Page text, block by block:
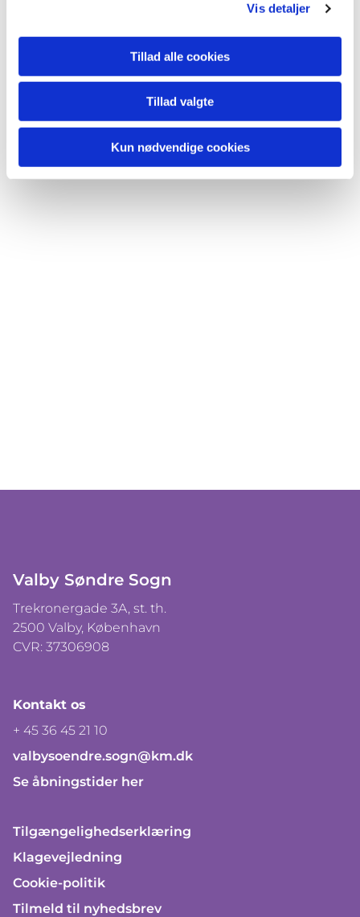
Vis detaljer
Tillad alle cookies
Tillad valgte
Kun nødvendige cookies
Du vil måske også kunne
lide...
Valby Søndre Sogn
Trekronergade 3A, st. th.
2500 Valby, København
CVR: 37306908
Kontakt os
+ 45 36 45 21 10
valbysoendre.sogn@km.dk
Se åbningstider her
Tilgængelighedserklæring
Klagevejledning
Cookie-politik
Tilmeld til nyhedsbrev